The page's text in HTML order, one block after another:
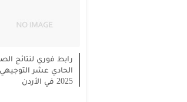
رابط فوري لنتائج
الحادي عشر التوجيهي
2025 في الأردن